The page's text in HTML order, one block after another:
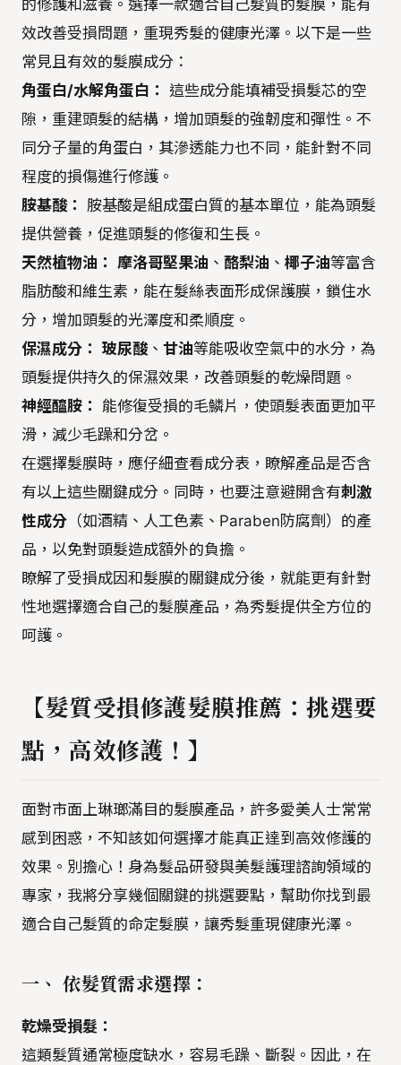
的修護和滋養。選擇一款適合自己髮質的髮膜，能有
效改善受損問題，重現秀髮的健康光澤。以下是一些
常見且有效的髮膜成分：
角蛋白/水解角蛋白：
這些成分能填補受損髮芯的空
隙，重建頭髮的結構，增加頭髮的強韌度和彈性。不
同分子量的角蛋白，其滲透能力也不同，能針對不同
程度的損傷進行修護。
胺基酸： 胺基酸是組成蛋白質的基本單位，能為頭髮
提供營養，促進頭髮的修復和生長。
天然植物油： 摩洛哥堅果油 、 酪梨油 、 椰子油等富含
脂肪酸和維生素，能在髮絲表面形成保護膜，鎖住水
分，增加頭髮的光澤度和柔順度。
保濕成分： 玻尿酸、 甘油等能吸收空氣中的水分，為
頭髮提供持久的保濕效果，改善頭髮的乾燥問題。
神經醯胺：
能修復受損的毛鱗片，使頭髮表面更加平
滑，減少毛躁和分岔。
在選擇髮膜時，應仔細查看成分表，瞭解產品是否含
有以上這些關鍵成分。同時，也要注意避開含有刺激
性成分 （如酒精、人工色素、Paraben防腐劑）的產
品，以免對頭髮造成額外的負擔。
瞭解了受損成因和髮膜的關鍵成分後，就能更有針對
性地選擇適合自己的髮膜產品，為秀髮提供全方位的
呵護。
【髮質受損修護髮膜推薦：挑選要
點，高效修護！】
面對市面上琳瑯滿目的髮膜產品，許多愛美人士常常
感到困惑，不知該如何選擇才能真正達到高效修護的
效果。別擔心！身為髮品研發與美髮護理諮詢領域的
專家，我將分享幾個關鍵的挑選要點，幫助你找到最
適合自己髮質的命定髮膜，讓秀髮重現健康光澤。
一、 依髮質需求選擇：
乾燥受損髮：
這類髮質通常極度缺水，容易毛躁、斷裂。因此，在